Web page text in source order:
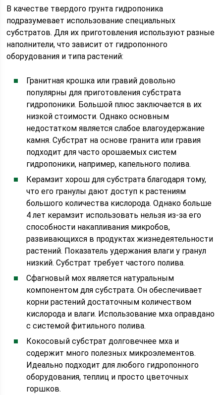
В качестве твердого грунта гидропоника
подразумевает использование специальных
субстратов. Для их приготовления используют разные
наполнители, что зависит от гидропонного
оборудования и типа растений:
Гранитная крошка или гравий довольно
популярны для приготовления субстрата
гидропоники. Большой плюс заключается в их
низкой стоимости. Однако основным
недостатком является слабое влагоудержание
камня. Субстрат на основе гранита или гравия
подходит для часто орошаемых систем
гидропоники, например, капельного полива.
Керамзит хорош для субстрата благодаря тому,
что его гранулы дают доступ к растениям
большого количества кислорода. Однако больше
4 лет керамзит использовать нельзя из-за его
способности накапливания микробов,
развивающихся в продуктах жизнедеятельности
растений. Показатель удержания влаги у гранул
низкий. Субстрат требует частого полива.
Сфагновый мох является натуральным
компонентом для субстрата. Он обеспечивает
корни растений достаточным количеством
кислорода и влаги. Использование мха оправдано
с системой фитильного полива.
Кокосовый субстрат долговечнее мха и
содержит много полезных микроэлементов.
Идеально подходит для любого гидропонного
оборудования, теплиц и просто цветочных
горшков.